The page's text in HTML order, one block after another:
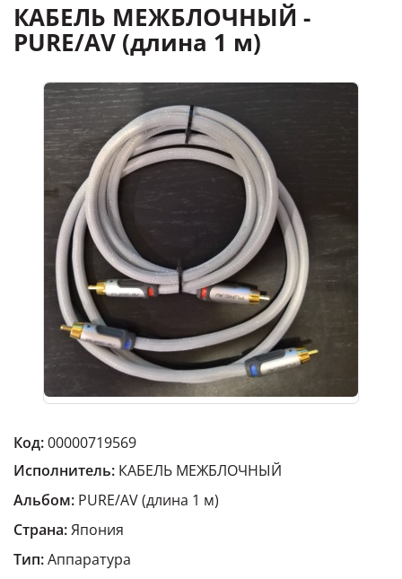
КАБЕЛЬ МЕЖБЛОЧНЫЙ -
PURE/AV (длина 1 м)
Код:00000719569
Исполнитель: КАБЕЛЬ МЕЖБЛОЧНЫЙ
Альбом: PURE/AV (длина 1 м)
Страна:Япония
Тип:Аппаратура